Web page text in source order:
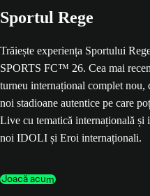
Sportul Rege
Trăiește experiența Sportului
SPORTS FC™ 26. Cea mai
turneu internațional complet nou,
noi stadioane autentice pe care
Live cu tematică internațională și
noi IDOLI și Eroi internaționali.
Joacă acum